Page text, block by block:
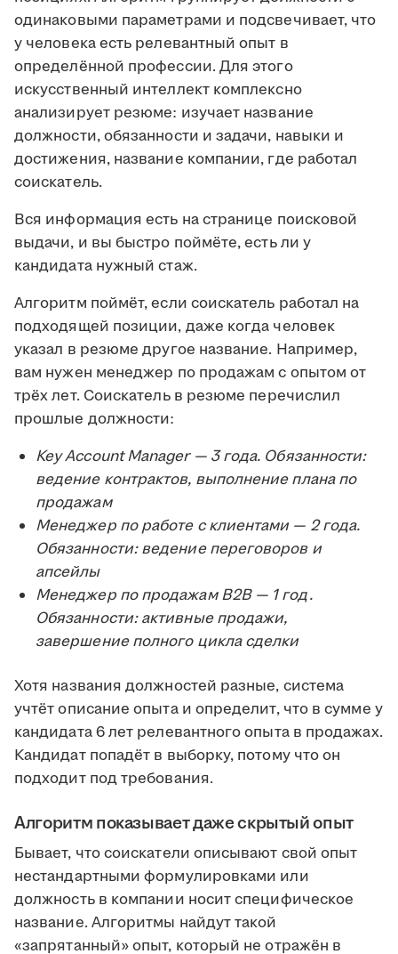
одинаковыми параметрами и подсвечивает, что
у человека есть релевантный опыт в
определённой профессии. Для этого
искусственный интеллект комплексно
анализирует резюме: изучает название
должности, обязанности и задачи, навыки и
достижения, название компании, где работал
соискатель.
Вся информация есть на странице поисковой
выдачи, и вы быстро поймёте, есть ли у
кандидата нужный стаж.
Алгоритм поймёт, если соискатель работал на
подходящей позиции, даже когда человек
указал в резюме другое название. Например,
вам нужен менеджер по продажам с опытом от
трёх лет. Соискатель в резюме перечислил
прошлые должности:
Key Account Manager — 3 года. Обязанности:
ведение контрактов, выполнение плана по
продажам
Менеджер по работе с клиентами — 2 года.
Обязанности: ведение переговоров и
апсейлы
Менеджер по продажам B2B — 1 год.
Обязанности: активные продажи,
завершение полного цикла сделки
Хотя названия должностей разные, система
учтёт описание опыта и определит, что в сумме у
кандидата 6 лет релевантного опыта в продажах.
Кандидат попадёт в выборку, потому что он
подходит под требования.
Алгоритм показывает даже скрытый опыт
Бывает, что соискатели описывают свой опыт
нестандартными формулировками или
должность в компании носит специфическое
название. Алгоритмы найдут такой
«запрятанный» опыт, который не отражён в